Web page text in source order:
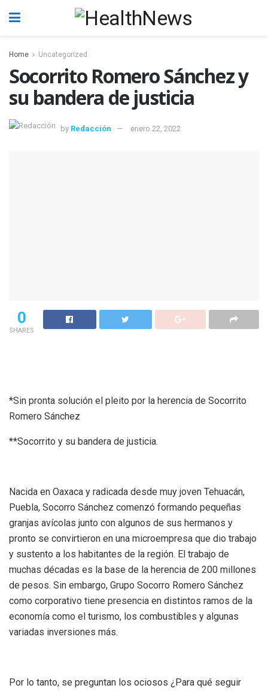
Home Uncategorized
Socorrito Romero Sánchez y
su bandera de justicia
by Redacción enero 22, 2022
0
SHARES
*Sin pronta solución el pleito por la herencia de Socorrito
Romero Sánchez
**Socorrito y su bandera de justicia.
Nacida en Oaxaca y radicada desde muy joven Tehuacán,
Puebla, Socorro Sánchez comenzó formando pequeñas
granjas avícolas junto con algunos de sus hermanos y
pronto se convirtieron en una microempresa que dio trabajo
y sustento a los habitantes de la región. El trabajo de
muchas décadas es la base de la herencia de 200 millones
de pesos. Sin embargo, Grupo Socorro Romero Sánchez
como corporativo tiene presencia en distintos ramos de la
economía como el turismo, los combustibles y algunas
variadas inversiones más.
Por lo tanto, se preguntan los ociosos ¿Para qué seguir